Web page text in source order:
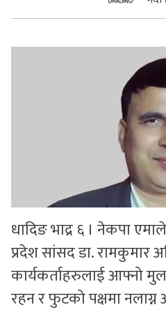
सुचनाहरु
धादिङ भाद्र ६ । नेकपा
प्रदेश सांसद डा. रामकुमार
कार्यकर्ताहरुलाई आफ्नो
रहन र फुटको पक्षमा